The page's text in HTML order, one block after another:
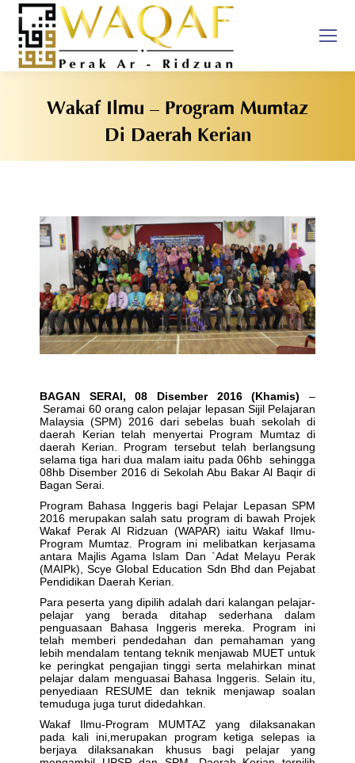
Wakaf Ilmu – Program Mumtaz
Di Daerah Kerian
BAGAN SERAI, 08 Disember 2016 (Khamis) –
Seramai 60 orang calon pelajar lepasan Sijil Pelajaran
Malaysia (SPM) 2016 dari sebelas buah sekolah di
daerah Kerian telah menyertai Program Mumtaz di
daerah Kerian. Program tersebut telah berlangsung
selama tiga hari dua malam iaitu pada 06hb sehingga
08hb Disember 2016 di Sekolah Abu Bakar Al Baqir di
Bagan Serai.
Program Bahasa Inggeris bagi Pelajar Lepasan SPM
2016 merupakan salah satu program di bawah Projek
Wakaf Perak Al Ridzuan (WAPAR) iaitu Wakaf Ilmu-
Program Mumtaz. Program ini melibatkan kerjasama
antara Majlis Agama Islam Dan `Adat Melayu Perak
(MAIPk), Scye Global Education Sdn Bhd dan Pejabat
Pendidikan Daerah Kerian.
Para peserta yang dipilih adalah dari kalangan pelajar-
pelajar yang berada ditahap sederhana dalam
penguasaan Bahasa Inggeris mereka. Program ini
telah memberi pendedahan dan pemahaman yang
lebih mendalam tentang teknik menjawab MUET untuk
ke peringkat pengajian tinggi serta melahirkan minat
pelajar dalam menguasai Bahasa Inggeris. Selain itu,
penyediaan RESUME dan teknik menjawap soalan
temuduga juga turut didedahkan.
Wakaf Ilmu-Program MUMTAZ yang dilaksanakan
pada kali ini,merupakan program ketiga selepas ia
berjaya dilaksanakan khusus bagi pelajar yang